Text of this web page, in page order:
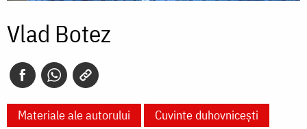
Vlad Botez
Materiale ale autorului
Cuvinte duhovnicești